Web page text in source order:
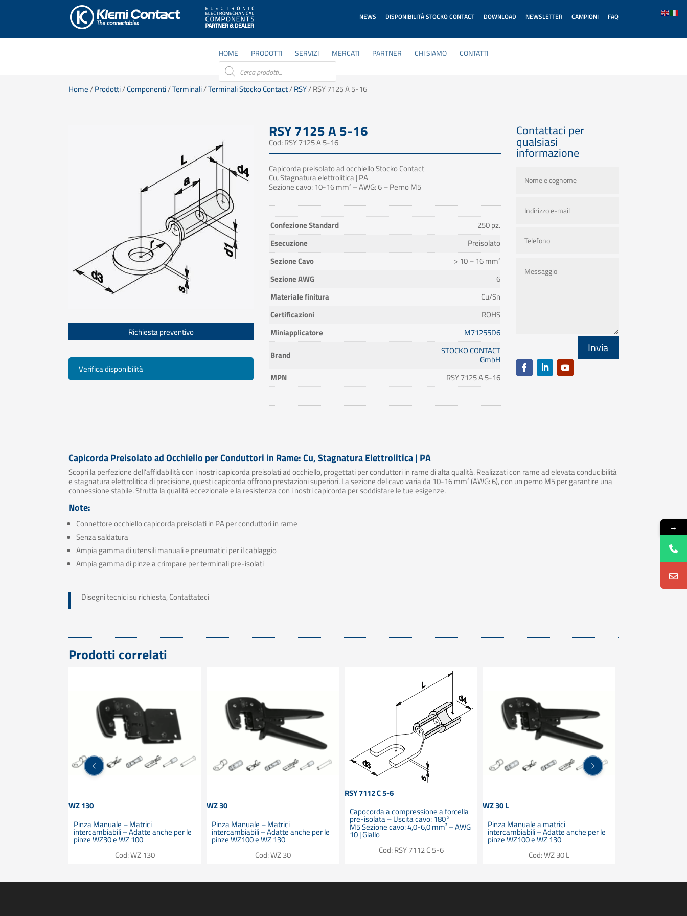
NEWS DISPONIBILITÀ STOCKO CONTACT DOWNLOAD NEWSLETTER CAMPIONI FAQ
HOME PRODOTTI SERVIZI MERCATI PARTNER CHI SIAMO
CONTATTI
Products
search
Home/Prodotti/Componenti/Terminali/Terminali Stocko Contact/RSY/ RSY 7125 A 5-16
Richiesta preventivo
Verifica disponibilità
RSY 7125 A 5-16
Cod: RSY 7125 A 5-16
Capicorda preisolato ad occhiello Stocko Contact
Cu, Stagnatura elettrolitica | PA
Sezione cavo: 10-16 mm² – AWG: 6 – Perno M5
Confezione Standard
250 pz.
Esecuzione
Preisolato
Sezione Cavo
> 10 – 16 mm²
Sezione AWG
6
Materiale finitura
Cu/Sn
Certificazioni
ROHS
Miniapplicatore
M71255D6
Brand
STOCKO CONTACT
GmbH
MPN
RSY 7125 A 5-16
Contattaci per
qualsiasi
informazione
Invia
Capicorda Preisolato ad Occhiello per Conduttori in Rame: Cu, Stagnatura Elettrolitica | PA
Scopri la perfezione dell’affidabilità con i nostri capicorda preisolati ad occhiello, progettati per conduttori in rame di alta qualità. Realizzati con rame ad elevata conducibilità
e stagnatura elettrolitica di precisione, questi capicorda offrono prestazioni superiori. La sezione del cavo varia da 10-16 mm² (AWG: 6), con un perno M5 per garantire una
connessione stabile. Sfrutta la qualità eccezionale e la resistenza con i nostri capicorda per soddisfare le tue esigenze.
Note:
Connettore occhiello capicorda preisolati in PA per conduttori in rame
Senza saldatura
Ampia gamma di utensili manuali e pneumatici per il cablaggio
Ampia gamma di pinze a crimpare per terminali pre-isolati
Disegni tecnici su richiesta, Contattateci
Prodotti correlati
WZ 130
Pinza Manuale – Matrici
intercambiabili – Adatte anche per le
pinze WZ30 e WZ 100
Cod: WZ 130
WZ 30
Pinza Manuale – Matrici
intercambiabili – Adatte anche per le
pinze WZ100 e WZ 130
Cod: WZ 30
RSY 7112 C 5-6
Capocorda a compressione a forcella
pre-isolata – Uscita cavo: 180°
M5 Sezione cavo: 4,0-6,0 mm² – AWG
10 | Giallo
Cod: RSY 7112 C 5-6
WZ 30 L
Pinza Manuale a matrici
intercambiabili – Adatte anche per le
pinze WZ100 e WZ 130
Cod: WZ 30 L
→